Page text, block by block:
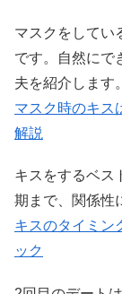
マスクをしてい
です。自然にで
夫を紹介します。
マスク時のキス
解説
キスをするベス
期まで、関係性
キスのタイミン
ック